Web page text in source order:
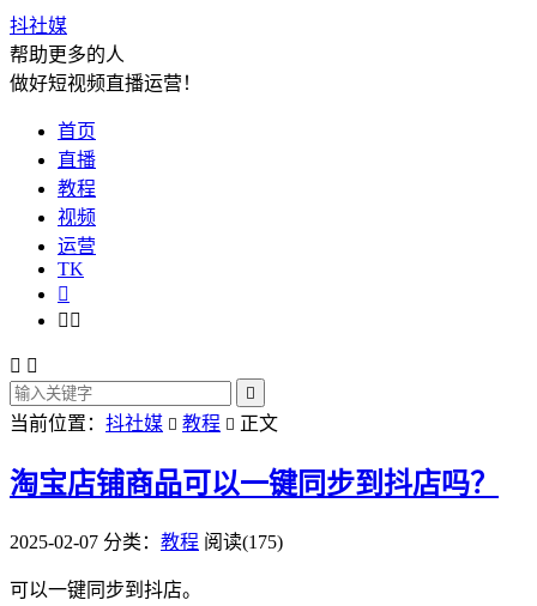
抖社媒
帮助更多的人
做好短视频直播运营！
首页
直播
教程
视频
运营
TK

 
 

当前位置： 抖社媒  教程  正文
淘宝店铺商品可以一键同步到抖店吗？
2025-02-07 分类： 教程 阅读(175)
可以一键同步到抖店。